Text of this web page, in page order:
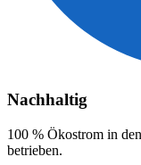
Nachhaltig
100 % Ökostrom in
betrieben.